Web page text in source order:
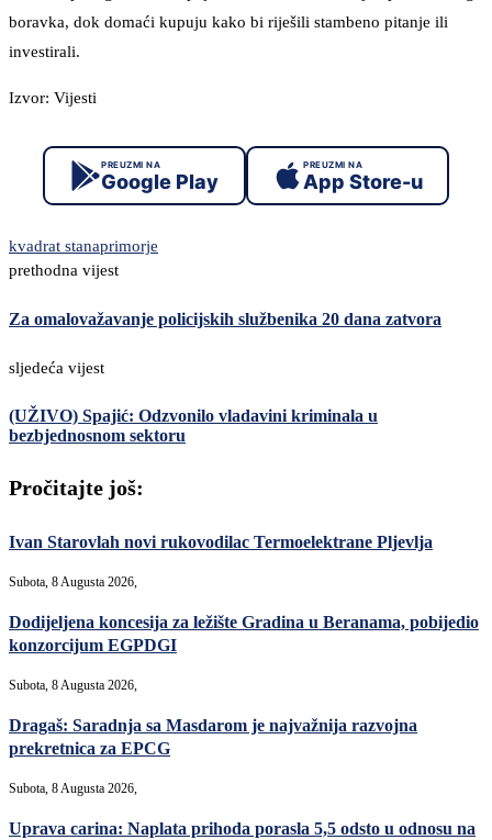
boravka, dok domaći kupuju kako bi riješili stambeno pitanje ili
investirali.
Izvor: Vijesti
PREUZMI NA
Google Play
PREUZMI NA
App Store-u
kvadrat stanaprimorje
prethodna vijest
Za omalovažavanje policijskih službenika 20 dana zatvora
sljedeća vijest
(UŽIVO) Spajić: Odzvonilo vladavini kriminala u
bezbjednosnom sektoru
Pročitajte još:
Ivan Starovlah novi rukovodilac Termoelektrane Pljevlja
Subota, 8 Augusta 2026,
Dodijeljena koncesija za ležište Gradina u Beranama, pobijedio
konzorcijum EGPDGI
Subota, 8 Augusta 2026,
Dragaš: Saradnja sa Masdarom je najvažnija razvojna
prekretnica za EPCG
Subota, 8 Augusta 2026,
Uprava carina: Naplata prihoda porasla 5,5 odsto u odnosu na